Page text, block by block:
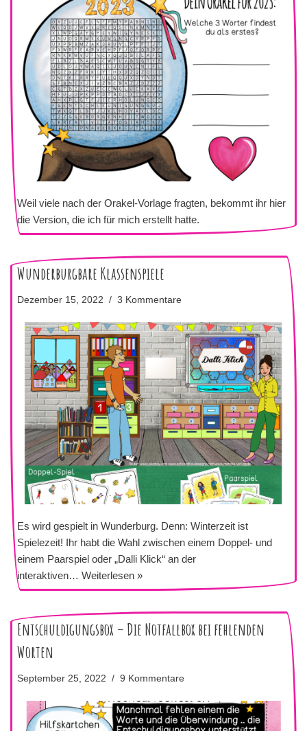
Weil viele nach der Orakel-Vorlage fragten, bekommt ihr hier
die Version, die ich für mich erstellt hatte.
Wunderburgbare Klassenspiele
Dezember 15, 2022 3 Kommentare
Es wird gespielt in Wunderburg. Denn: Winterzeit ist
Spielezeit! Ihr habt die Wahl zwischen einem Doppel- und
einem Paarspiel oder „Dalli Klick“ an der
interaktiven… Weiterlesen »
Entschuldigungsbox – Die Notfallbox bei fehlenden
Worten
September 25, 2022 9 Kommentare